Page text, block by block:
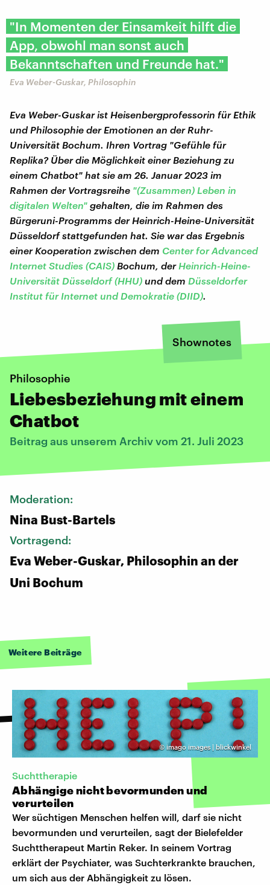
"In Momenten der Einsamkeit hilft die
App, obwohl man sonst auch
Bekanntschaften und Freunde hat."
Eva Weber-Guskar, Philosophin
Eva Weber-Guskar ist Heisenbergprofessorin für Ethik
und Philosophie der Emotionen an der Ruhr-
Universität Bochum. Ihren Vortrag "Gefühle für
Replika? Über die Möglichkeit einer Beziehung zu
einem Chatbot" hat sie am 26. Januar 2023 im
Rahmen der Vortragsreihe "(Zusammen) Leben in
digitalen Welten" gehalten, die im Rahmen des
Bürgeruni-Programms der Heinrich-Heine-Universität
Düsseldorf stattgefunden hat. Sie war das Ergebnis
einer Kooperation zwischen dem Center for Advanced
Internet Studies (CAIS) Bochum, der Heinrich-Heine-
Universität Düsseldorf (HHU) und dem Düsseldorfer
Institut für Internet und Demokratie (DIID).
Shownotes
Philosophie
Liebesbeziehung mit einem
Chatbot
Beitrag aus unserem Archiv vom 21. Juli 2023
Moderation:
Nina Bust-Bartels
Vortragend:
Eva Weber-Guskar, Philosophin an der
Uni Bochum
Weitere Beiträge
© imago images | blickwinkel
Suchttherapie
Abhängige nicht bevormunden und
verurteilen
Wer süchtigen Menschen helfen will, darf sie nicht
bevormunden und verurteilen, sagt der Bielefelder
Suchttherapeut Martin Reker. In seinem Vortrag
erklärt der Psychiater, was Suchterkrankte brauchen,
um sich aus der Abhängigkeit zu lösen.